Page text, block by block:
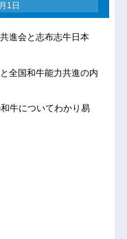
1日
進会と志布志牛日本
全国和牛能力共進の内
牛についてわかり易